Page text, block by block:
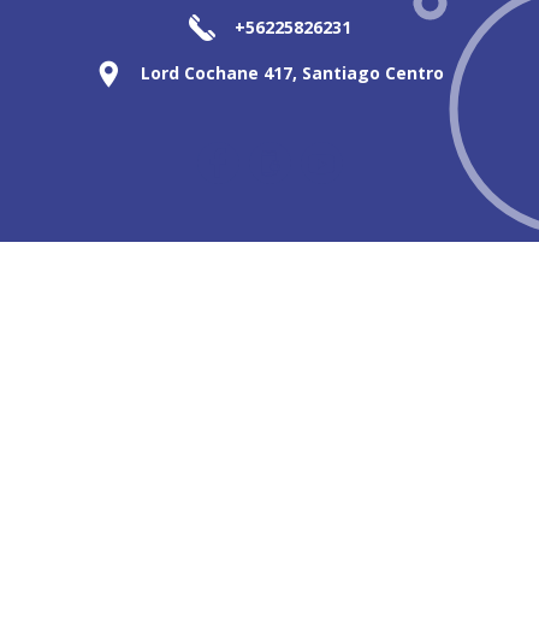
+56225826231
Lord Cochane 417, Santiago Centro